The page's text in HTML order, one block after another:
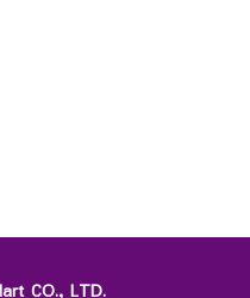
CO., LTD.